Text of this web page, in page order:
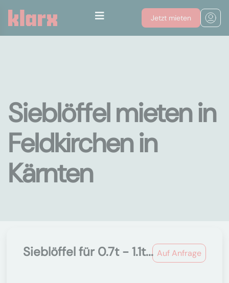
Jetzt mieten
Sieblöffel mieten in
Feldkirchen in
Kärnten
Auf Anfrage
Sieblöffel für 0.7t - 1.1t...